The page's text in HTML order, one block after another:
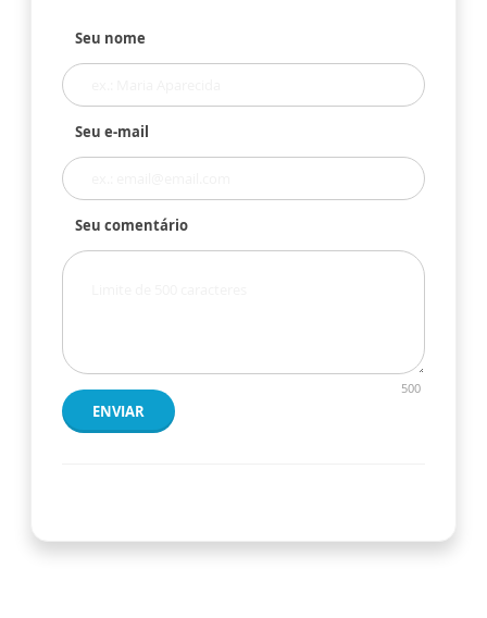
Seu nome
Seu e-mail
Seu comentário
500
ENVIAR